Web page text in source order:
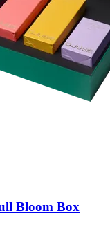
Bloom Box